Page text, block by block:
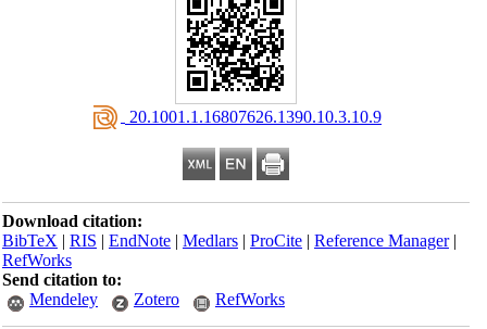
‎ 20.1001.1.16807626.1390.10.3.10.9
Download citation:
BibTeX|RIS|EndNote|Medlars|ProCite|Reference Manager
RefWorks
Send citation to:
Mendeley
Zotero RefWorks